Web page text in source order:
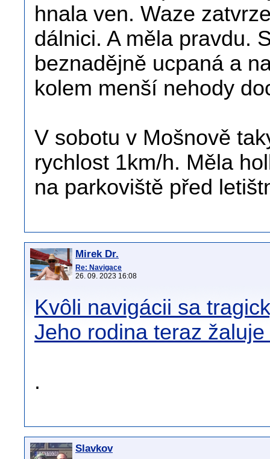
hnala ven. Waze
dálnici. A měla pravdu.
beznadějně ucpaná a
kolem menší nehody
V sobotu v Mošnově
rychlost 1km/h. Měla
na parkoviště před
Mirek Dr.
Re: Navigace
26. 09. 2023 16:08
Kvôli navigácii sa
Jeho rodina teraz
.
Slavkov